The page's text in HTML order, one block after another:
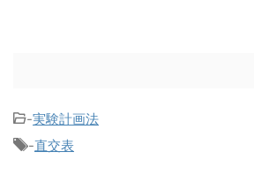
-実験計画法
-直交表